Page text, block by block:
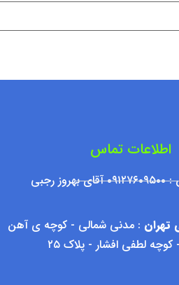
اطلاعات تماس
رجبی
تهران : مدنی شمالی - کوچه ی آهن
لطفی افشار - پلاک ۲۵